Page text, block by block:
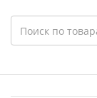
Search